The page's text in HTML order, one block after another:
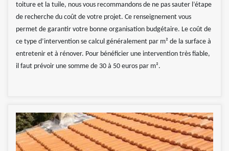
toiture et la tuile, nous vous recommandons de ne pas sauter l’étape
de recherche du coût de votre projet. Ce renseignement vous
permet de garantir votre bonne organisation budgétaire. Le coût de
ce type d’intervention se calcul généralement par m² de la surface à
entretenir et à rénover. Pour bénéficier une intervention très fiable,
il faut prévoir une somme de 30 à 50 euros par m².